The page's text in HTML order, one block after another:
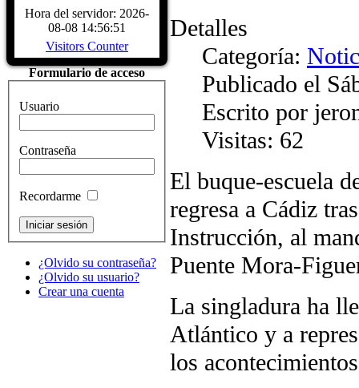
Hora del servidor: 2026-
08-08 14:56:51
Visitors Counter
Formulario de acceso
Usuario
Contraseña
Recordarme
¿Olvido su contraseña?
¿Olvido su usuario?
Crear una cuenta
Juan Sebastián de Elcano nació en
provincia de Guipúzcoa, hacia
comerciante, participó en la
Características del
Sábado, 04 Diciembre
CARACTERÍSTICAS - Buque
de Elcano" Descripcion del buque.
HISTÓRICOS. ASTILLEROS:
LARRINAGA (CADIZ)....
Detalles
Categoría:
Publicado el
Escrito por
Visitas: 62
El buque-escuela
regresa a Cádiz
Instrucción, al
Puente Mora-
La singladura ha
Atlántico y a
los